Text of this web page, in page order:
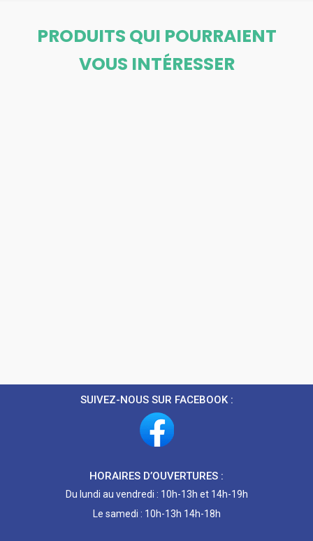
PRODUITS QUI POURRAIENT
VOUS INTÉRESSER
SUIVEZ-NOUS SUR FACEBOOK :
HORAIRES D’OUVERTURES :
Du lundi au vendredi : 10h-13h et 14h-19h
Le samedi : 10h-13h 14h-18h